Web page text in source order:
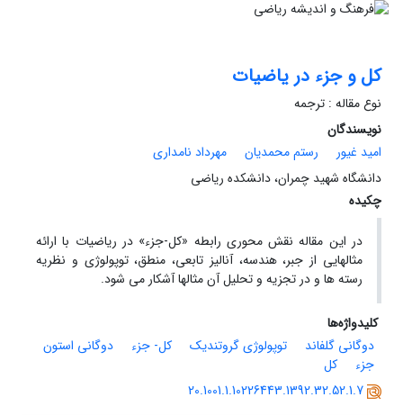
کل و جزء در یاضیات
نوع مقاله : ترجمه
نویسندگان
امید غیور
رستم محمدیان
مهرداد نامداری
دانشگاه شهید چمران، دانشکده ریاضی
چکیده
در این مقاله نقش محوری رابطه «کل-جزء» در ریاضیات با ارائه
مثالهایی از جبر، هندسه، آنالیز تابعی، منطق، توپولوژی و نظریه
رسته ها و در تجزیه و تحلیل آن مثالها آشکار می شود.
کلیدواژه‌ها
دوگانی گلفاند
توپولوژی گروتندیک کل- جزء
دوگانی استون
جزء
کل
20.1001.1.10226443.1392.32.52.1.7